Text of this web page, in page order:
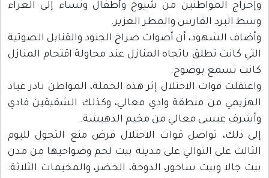
وإخراج المواطنين من شيوخ وأطفال ونساء إلى العراء
وسط البرد القارس والمطر الغزير.
وأضاف الشهود، أن أصوات صراخ الجنود والقنابل الصوتية
التي كانت تطلق باتجاه المنازل عند محاولة اقتحام المنازل
كانت تسمع بوضوح.
واعتقلت قوات الاحتلال إثر هذه الحملة، المواطن نادر عياد
الهزيمي من منطقة وادي معالي، وكذلك الشقيقين فادي
وأشرف عيسى معالي من مخيم الدهيشة.
إلى ذلك، تواصل قوات الاحتلال فرض منع التجول لليوم
الثالث على التوالي على مدينة بيت لحم وضواحيها من مدن
بيت جالا وبيت ساحور، الدوحة، الخضر، والمخيمات الثلاثة: